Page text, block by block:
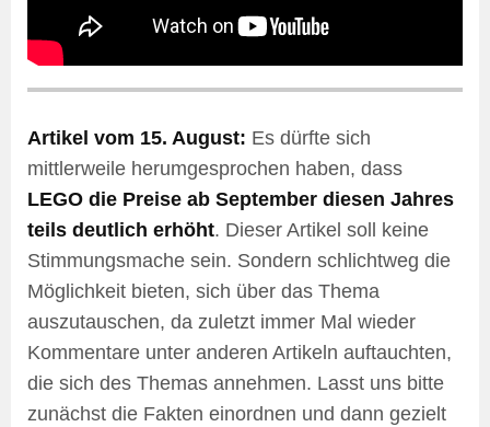
Artikel vom 15. August: Es dürfte sich
mittlerweile herumgesprochen haben, dass
LEGO die Preise ab September diesen Jahres
teils deutlich erhöht. Dieser Artikel soll keine
Stimmungsmache sein. Sondern schlichtweg die
Möglichkeit bieten, sich über das Thema
auszutauschen, da zuletzt immer Mal wieder
Kommentare unter anderen Artikeln auftauchten,
die sich des Themas annehmen. Lasst uns bitte
zunächst die Fakten einordnen und dann gezielt